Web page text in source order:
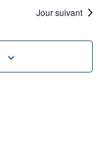
Jour suivant